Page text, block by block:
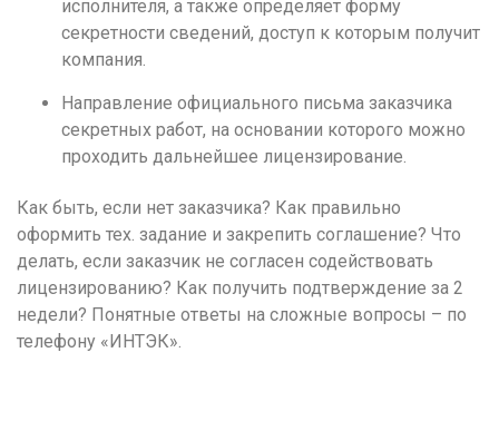
исполнителя, а также определяет форму
секретности сведений, доступ к которым получит
компания.
Направление официального письма заказчика
секретных работ, на основании которого можно
проходить дальнейшее лицензирование.
Как быть, если нет заказчика? Как правильно
оформить тех. задание и закрепить соглашение? Что
делать, если заказчик не согласен содействовать
лицензированию? Как получить подтверждение за 2
недели? Понятные ответы на сложные вопросы – по
телефону «ИНТЭК».
Чебоксары
Челябинск
Череповец
Чита
Ярославль